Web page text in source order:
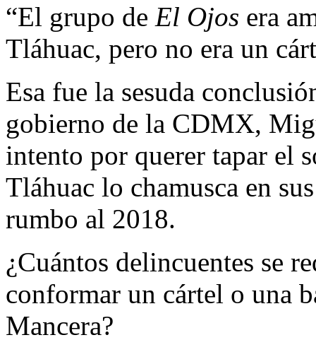
“El grupo de El Ojos era
Tláhuac, pero no era un
Esa fue la sesuda
gobierno de la CDMX,
intento por querer tapar el
Tláhuac lo chamusca en
rumbo al 2018.
¿Cuántos delincuentes se
conformar un cártel o una
Mancera?